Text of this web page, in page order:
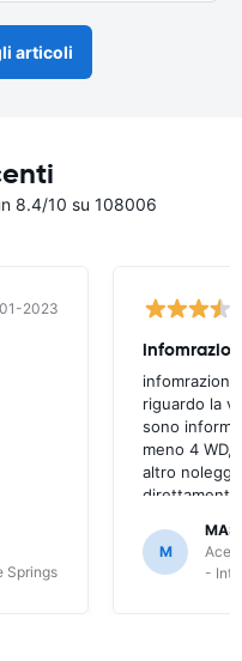
articoli
8.4/10 su 108006
2023
Springs
infomrazioni
riguardo la
sono
meno 4 WD,
altro
direttamente
M
Ace
-